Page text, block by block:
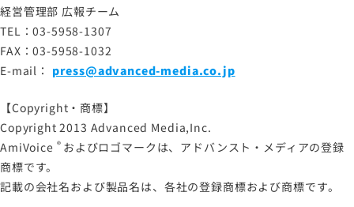
経営管理部 広報チーム
TEL：03-5958-1307
FAX：03-5958-1032
E-mail： press@advanced-media.co.jp
【Copyright・商標】
Copyright 2013 Advanced Media,Inc.
AmiVoice ® およびロゴマークは、アドバンスト・メディアの登録
商標です。
記載の会社名および製品名は、各社の登録商標および商標です。